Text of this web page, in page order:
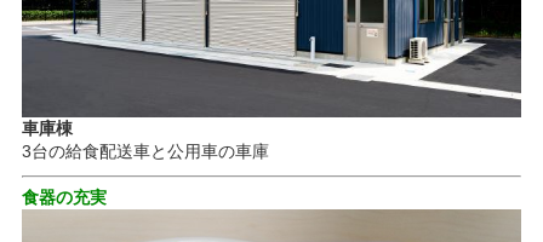
車庫棟
3台の給食配送車と公用車の車庫
食器の充実